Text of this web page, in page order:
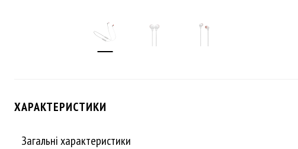
ХАРАКТЕРИСТИКИ
Загальні характеристики